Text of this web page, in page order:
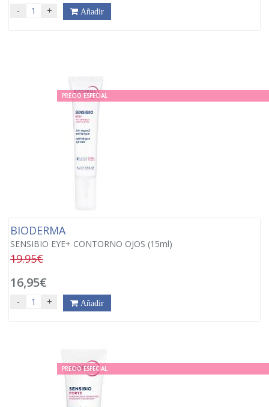
- + Añadir
PRECIO ESPECIAL
BIODERMA
SENSIBIO EYE+ CONTORNO OJOS (15ml)
19.95€
16,95€
- + Añadir
PRECIO ESPECIAL